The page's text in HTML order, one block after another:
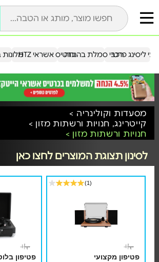
מלונות כרטיס אשראי HTZ ליסינג פרטירכבי סמלת בהנחה
מסעדות וקולינריה >
קייטרינג, חנויות ורשתות מזון >
חנויות ורשתות מזון >
לסינון תצוגת המוצרים לחצו כאן
(1)
פטיפון מקצועי פטיפון